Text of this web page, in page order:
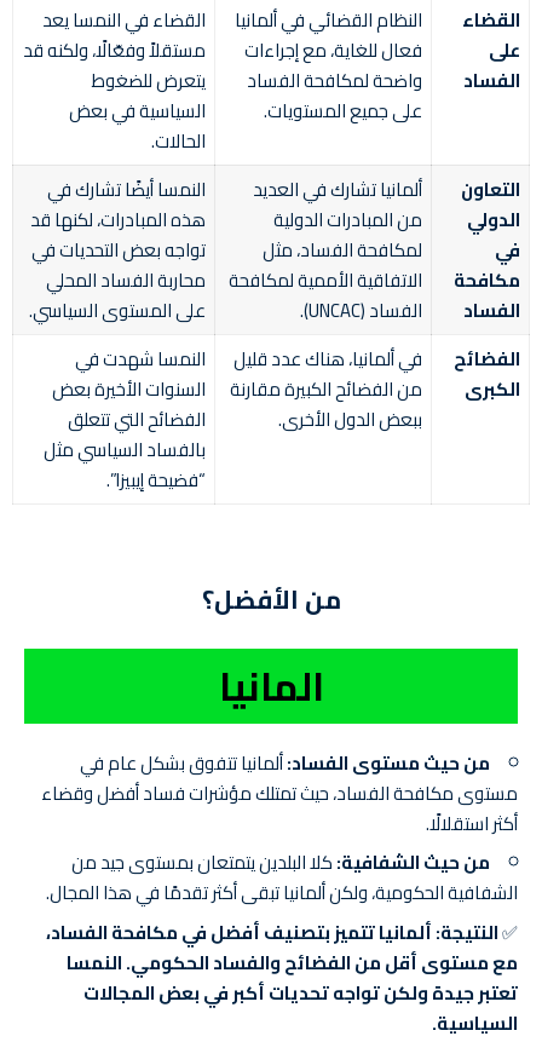
القضاء
على
الفساد
النظام القضائي في ألمانيا
فعال للغاية، مع إجراءات
واضحة لمكافحة الفساد
على جميع المستويات.
القضاء في النمسا يعد
مستقلاً وفعّالًا، ولكنه قد
يتعرض للضغوط
السياسية في بعض
الحالات.
التعاون
الدولي
في
مكافحة
الفساد
ألمانيا تشارك في العديد
من المبادرات الدولية
لمكافحة الفساد، مثل
الاتفاقية الأممية لمكافحة
الفساد (UNCAC).
النمسا أيضًا تشارك في
هذه المبادرات، لكنها قد
تواجه بعض التحديات في
محاربة الفساد المحلي
على المستوى السياسي.
الفضائح
الكبرى
في ألمانيا، هناك عدد قليل
من الفضائح الكبيرة مقارنة
ببعض الدول الأخرى.
النمسا شهدت في
السنوات الأخيرة بعض
الفضائح التي تتعلق
بالفساد السياسي مثل
“فضيحة إيبيزا”.
من الأفضل؟
المانيا
من حيث مستوى الفساد:ألمانيا تتفوق بشكل عام في
مستوى مكافحة الفساد، حيث تمتلك مؤشرات فساد أفضل وقضاء
أكثر استقلالًا.
من حيث الشفافية:كلا البلدين يتمتعان بمستوى جيد من
الشفافية الحكومية، ولكن ألمانيا تبقى أكثر تقدمًا في هذا المجال.
✅النتيجة:ألمانيا تتميز بتصنيف أفضل في مكافحة الفساد،
مع مستوى أقل من الفضائح والفساد الحكومي. النمسا
تعتبر جيدة ولكن تواجه تحديات أكبر في بعض المجالات
السياسية.